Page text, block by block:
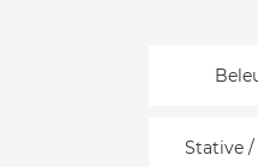
Stative